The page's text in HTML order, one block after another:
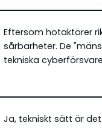
Eftersom hotaktörer
sårbarheter. De
tekniska
Ja, tekniskt sätt är